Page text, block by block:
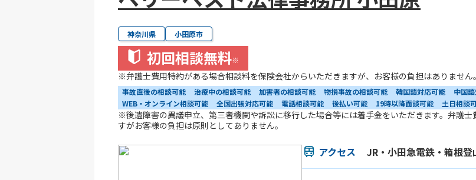
神奈川県 小田原市
初回相談無料※
※弁護士費用特約がある場合相談料を保険会社からいただきますが、お客様の負担はありません。
事故直後の相談可能 治療中の相談可能 加害者の相談可能 物損事故の相談可能 韓国語対応可能 中国
WEB・オンライン相談可能
全国出張対応可能 電話相談可能 後払い可能 19時以降面談可能 土日相談
※後遺障害の異議申立、第三者機関や訴訟に移行した場合等には着手金をいただきます。弁護
すがお客様の負担は原則としてありません。
アクセス JR・小田急電鉄・箱根